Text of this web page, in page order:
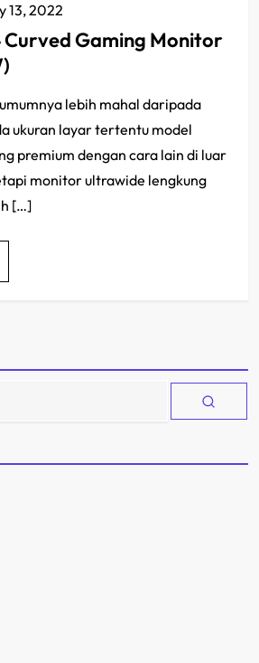
13, 2022
Gaming Monitor
lebih mahal daripada
ukuran layar tertentu model
premium dengan cara lain di luar
monitor ultrawide lengkung
[…]